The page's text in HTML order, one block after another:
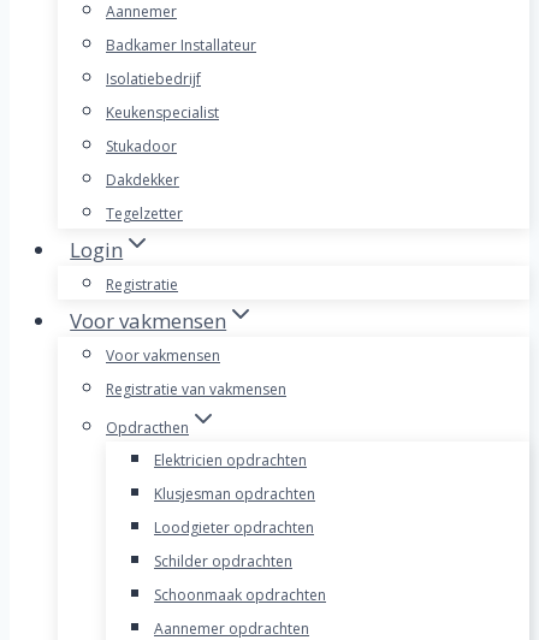
Aannemer
Badkamer Installateur
Isolatiebedrijf
Keukenspecialist
Stukadoor
Dakdekker
Tegelzetter
Login
Registratie
Voor vakmensen
Voor vakmensen
Registratie van vakmensen
Opdracthen
Elektricien opdrachten
Klusjesman opdrachten
Loodgieter opdrachten
Schilder opdrachten
Schoonmaak opdrachten
Aannemer opdrachten